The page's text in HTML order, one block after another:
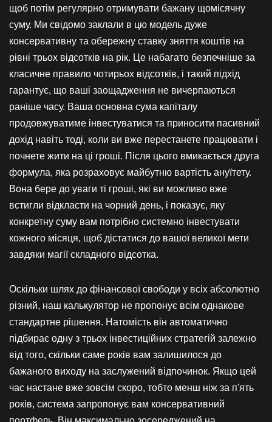
щоб потім регулярно отримувати бажану щомісячну
суму. Ми свідомо заклали в цю модель дуже
консервативну та обережну ставку зняття коштів на
рівні трьох відсотків на рік. Це набагато безпечніше за
класичне правило чотирьох відсотків, і такий підхід
гарантує, що ваші заощадження не вичерпаються
раніше часу. Ваша основна сума капіталу
продовжуватиме інвестуватися та приносити пасивний
дохід навіть тоді, коли ви вже перестанете працювати і
почнете жити на ці гроші. Після цього вмикається друга
формула, яка розраховує майбутню вартість ануїтету.
Вона бере до уваги ті гроші, які ви можливо вже
встигли відкласти на чорний день, і показує, яку
конкретну суму вам потрібно системно інвестувати
кожного місяця, щоб дістатися до вашої великої мети
завдяки магії складного відсотка.
Оскільки шлях до фінансової свободи у всіх абсолютно
різний, наш калькулятор не пропонує всім однакове
стандартне рішення. Натомість він автоматично
підбирає одну з трьох інвестиційних стратегій залежно
від того, скільки саме років вам залишилося до
бажаного виходу на заслужений відпочинок. Якщо цей
час настане вже зовсім скоро, тобто менш ніж за п'ять
років, система запропонує вам консервативний